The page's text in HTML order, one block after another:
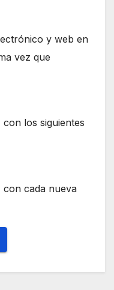
y web en
vez que
los siguientes
cada nueva